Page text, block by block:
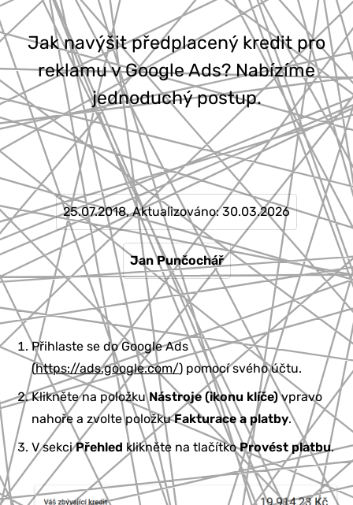
777 353 464
Jak navýšit předplacený kredit pro
reklamu v Google Ads? Nabízíme
jednoduchý postup.
25.07.2018, Aktualizováno:30.03.2026
Jan Punčochář
Přihlaste se do Google Ads
(https://ads.google.com/) pomocí svého účtu.
Klikněte na položkuNástroje (ikonu klíče)vpravo
nahoře a zvolte položkuFakturace a platby.
V sekciPřehled klikněte na tlačítkoProvést platbu.